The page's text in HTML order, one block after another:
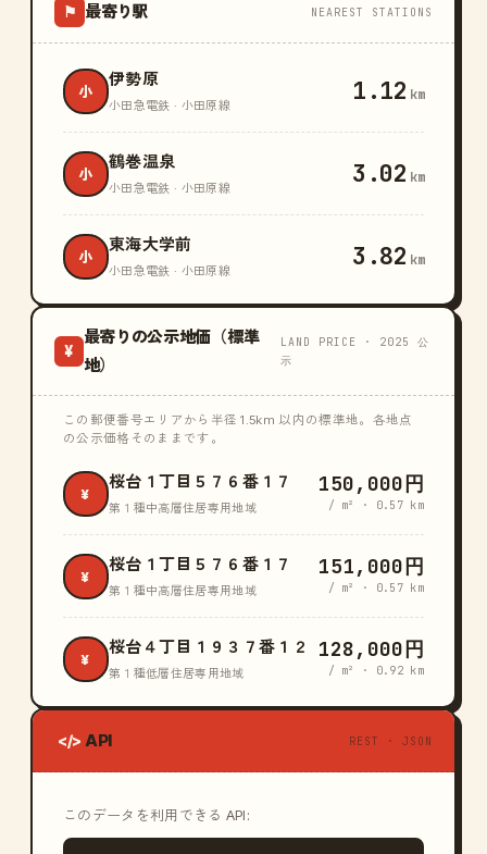
⚑ 最寄り駅 NEAREST STATIONS
小
伊勢原
小田急電鉄 · 小田原線 1.12 km
小
鶴巻温泉
小田急電鉄 · 小田原線 3.02 km
小
東海大学前
小田急電鉄 · 小田原線 3.82 km
¥
最寄りの公示地価（標準
地）
LAND PRICE · 2025 公
示
この郵便番号エリアから半径 1.5km 以内の標準地。各地点
の公示価格そのままです。
¥
桜台１丁目５７６番１７
第１種中高層住居専用地域
150,000円
/ m² · 0.57 km
¥
桜台１丁目５７６番１７
第１種中高層住居専用地域
151,000円
/ m² · 0.57 km
¥
桜台４丁目１９３７番１２
第１種低層住居専用地域
128,000円
/ m² · 0.92 km
</> API REST · JSON
このデータを利用できる API: